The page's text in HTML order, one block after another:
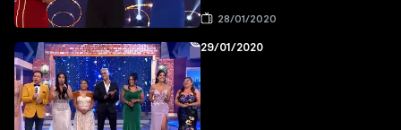
28/01/2020
29/01/2020